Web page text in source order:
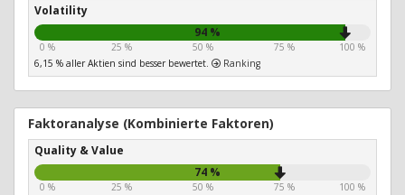
Volatility
94 %
0 % 25 % 50 % 75 %
100 %
6,15 % aller Aktien sind besser bewertet.
Ranking
Faktoranalyse (Kombinierte Faktoren)
Quality & Value
74 %
0 % 25 % 50 % 75 %
100 %